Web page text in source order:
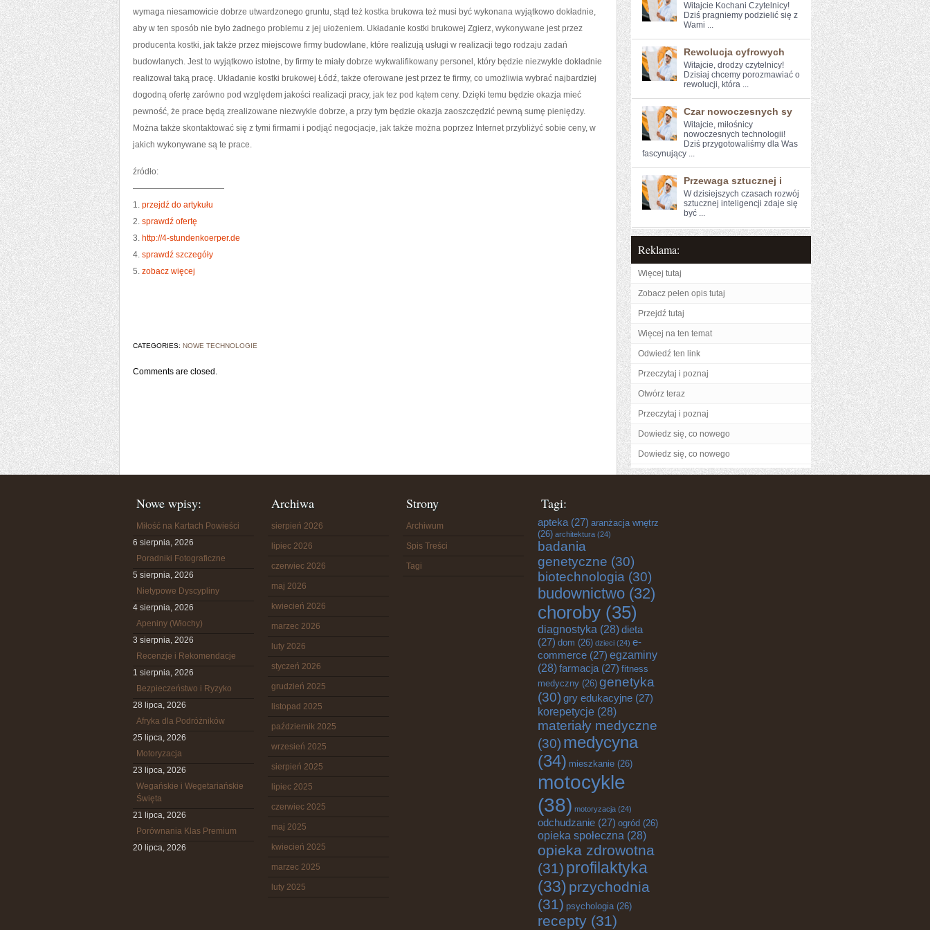
wymaga niesamowicie dobrze utwardzonego gruntu, stąd też kostka brukowa też musi być wykonana wyjątkowo dokładnie,
aby w ten sposób nie było żadnego problemu z jej ułożeniem. Układanie kostki brukowej Zgierz, wykonywane jest przez
producenta kostki, jak także przez miejscowe firmy budowlane, które realizują usługi w realizacji tego rodzaju zadań
budowlanych. Jest to wyjątkowo istotne, by firmy te miały dobrze wykwalifikowany personel, który będzie niezwykle dokładnie
realizował taką pracę. Układanie kostki brukowej Łódź, także oferowane jest przez te firmy, co umożliwia wybrać najbardziej
dogodną ofertę zarówno pod względem jakości realizacji pracy, jak tez pod kątem ceny. Dzięki temu będzie okazja mieć
pewność, że prace będą zrealizowane niezwykle dobrze, a przy tym będzie okazja zaoszczędzić pewną sumę pieniędzy.
Można także skontaktować się z tymi firmami i podjąć negocjacje, jak także można poprzez Internet przybliżyć sobie ceny, w
jakich wykonywane są te prace.
źródło:
———————————
1. przejdź do artykułu
2. sprawdź ofertę
3. http://4-stundenkoerper.de
4. sprawdź szczegóły
5. zobacz więcej
CATEGORIES: NOWE TECHNOLOGIE
Comments are closed.
Witajcie Kochani Czytelnicy!
Dziś ⁤pragniemy podzielić się ⁢z
Wami ...
Rewolucja cyfrowych
Witajcie, drodzy czytelnicy!‌
Dzisiaj chcemy porozmawiać o
rewolucji, która‍ ...
Czar nowoczesnych sy
Witajcie, miłośnicy
nowoczesnych⁣ technologii!
Dziś przygotowaliśmy dla Was
fascynujący ...
Przewaga sztucznej i
W ‌dzisiejszych czasach rozwój
sztucznej inteligencji zdaje się
być ...
Reklama:
Więcej tutaj
Zobacz pełen opis tutaj
Przejdź tutaj
Więcej na ten temat
Odwiedź ten link
Przeczytaj i poznaj
Otwórz teraz
Przeczytaj i poznaj
Dowiedz się, co nowego
Dowiedz się, co nowego
Nowe wpisy:
Miłość na Kartach Powieści
6 sierpnia, 2026
Poradniki Fotograficzne
5 sierpnia, 2026
Nietypowe Dyscypliny
4 sierpnia, 2026
Apeniny (Włochy)
3 sierpnia, 2026
Recenzje i Rekomendacje
1 sierpnia, 2026
Bezpieczeństwo i Ryzyko
28 lipca, 2026
Afryka dla Podróżników
25 lipca, 2026
Motoryzacja
23 lipca, 2026
Wegańskie i Wegetariańskie
Święta
21 lipca, 2026
Porównania Klas Premium
20 lipca, 2026
Archiwa
sierpień 2026
lipiec 2026
czerwiec 2026
maj 2026
kwiecień 2026
marzec 2026
luty 2026
styczeń 2026
grudzień 2025
listopad 2025
październik 2025
wrzesień 2025
sierpień 2025
lipiec 2025
czerwiec 2025
maj 2025
kwiecień 2025
marzec 2025
luty 2025
Strony
Archiwum
Spis Treści
Tagi
Tagi:
apteka (27) aranżacja wnętrz
(26) architektura (24)
badania
genetyczne (30)
biotechnologia (30)
budownictwo (32)
choroby (35)
diagnostyka (28)dieta
(27) dom (26) dzieci (24) e-
commerce (27) egzaminy
(28)farmacja (27) fitness
medyczny (26) genetyka
(30) gry edukacyjne (27)
korepetycje (28)
materiały medyczne
(30) medycyna
(34) mieszkanie (26)
motocykle
(38) motoryzacja (24)
odchudzanie (27) ogród (26)
opieka społeczna (28)
opieka zdrowotna
(31) profilaktyka
(33) przychodnia
(31) psychologia(26)
recepty (31)